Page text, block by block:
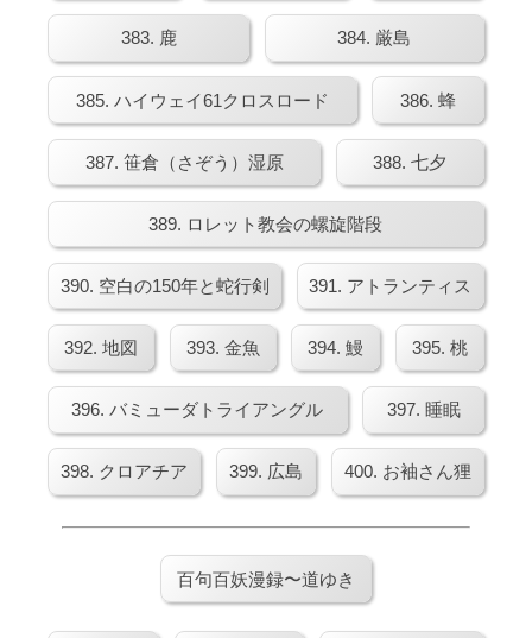
383. 鹿 384. 厳島
385. ハイウェイ61クロスロード 386. 蜂
387. 笹倉（さぞう）湿原 388. 七夕
389. ロレット教会の螺旋階段
390. 空白の150年と蛇行剣 391. アトランティス
392. 地図 393. 金魚 394. 鰻 395. 桃
396. バミューダトライアングル 397. 睡眠
398. クロアチア 399. 広島 400. お袖さん狸
百句百妖漫録〜道ゆき